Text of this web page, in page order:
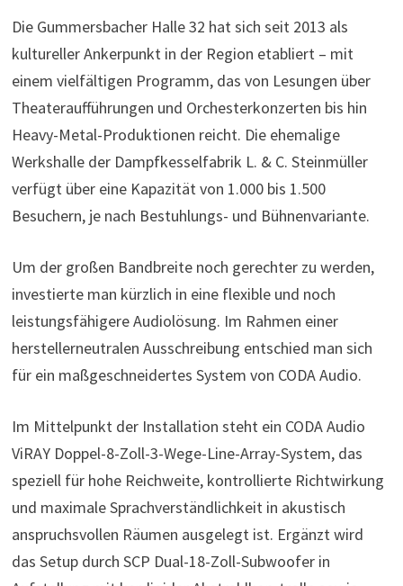
Die Gummersbacher Halle 32 hat sich seit 2013 als
kultureller Ankerpunkt in der Region etabliert – mit
einem vielfältigen Programm, das von Lesungen über
Theateraufführungen und Orchesterkonzerten bis hin
Heavy-Metal-Produktionen reicht. Die ehemalige
Werkshalle der Dampfkesselfabrik L. & C. Steinmüller
verfügt über eine Kapazität von 1.000 bis 1.500
Besuchern, je nach Bestuhlungs- und Bühnenvariante.
Um der großen Bandbreite noch gerechter zu werden,
investierte man kürzlich in eine flexible und noch
leistungsfähigere Audiolösung. Im Rahmen einer
herstellerneutralen Ausschreibung entschied man sich
für ein maßgeschneidertes System von CODA Audio.
Im Mittelpunkt der Installation steht ein CODA Audio
ViRAY Doppel-8-Zoll-3-Wege-Line-Array-System, das
speziell für hohe Reichweite, kontrollierte Richtwirkung
und maximale Sprachverständlichkeit in akustisch
anspruchsvollen Räumen ausgelegt ist. Ergänzt wird
das Setup durch SCP Dual-18-Zoll-Subwoofer in